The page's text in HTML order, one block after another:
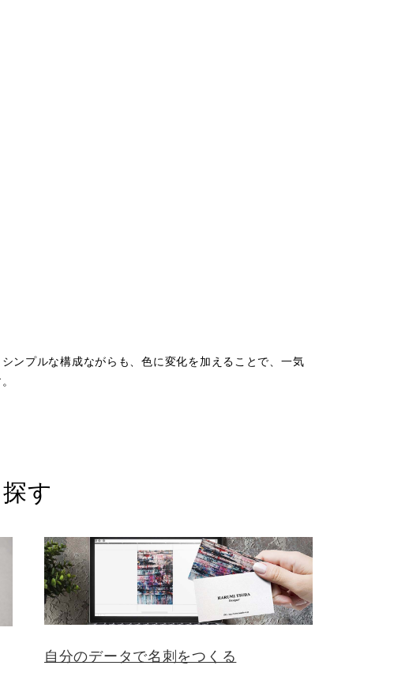
ンプルな構成ながらも、色に変化を加えることで、一気
す
自分のデータで名刺をつくる